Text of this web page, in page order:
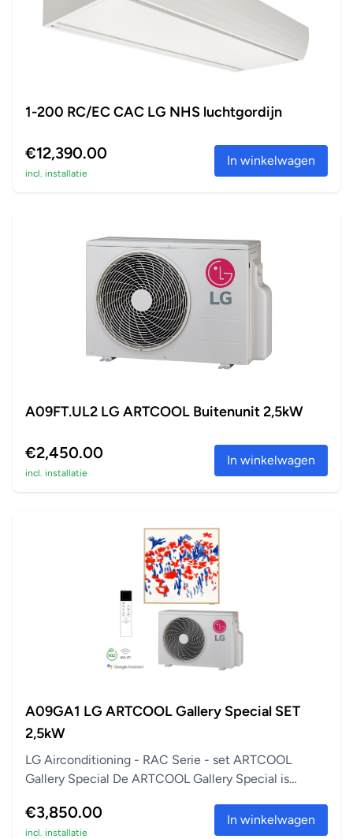
1-200 RC/EC CAC LG NHS luchtgordijn
€12,390.00
incl. installatie
In winkelwagen
A09FT.UL2 LG ARTCOOL Buitenunit 2,5kW
€2,450.00
incl. installatie
In winkelwagen
A09GA1 LG ARTCOOL Gallery Special SET
2,5kW
LG Airconditioning - RAC Serie - set ARTCOOL
Gallery Special De ARTCOOL Gallery Special is
€3,850.00
incl. installatie
In winkelwagen